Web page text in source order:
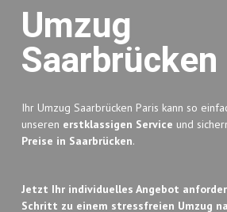
Umzug
Saarbrücken
Ihr Umzug Saarbrücken Paris kann so
unseren erstklassigen Service und
Preise in Saarbrücken.
Jetzt Ihr individuelles Angebot
Schritt zu einem stressfreien Umzug